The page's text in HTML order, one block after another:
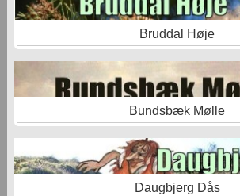
Bruddal Høje
Bundsbæk Mølle
Daugbjerg Dås